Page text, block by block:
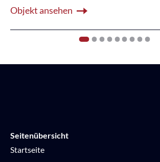
Objekt ansehen
1 2 3 4 5 6 7 8 9
Seitenübersicht
Startseite